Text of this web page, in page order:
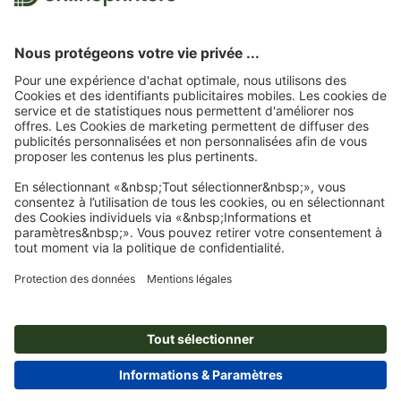
évaluations. Vous trouverez
Page d'accueil Blocs Blocs encollés, impression recto seul Blocs notes
À propos de nous
Presse
Emplois & carrière
Service
Modes de paiement
Expédition
Blog
Tutoriels Photoshop
15 %